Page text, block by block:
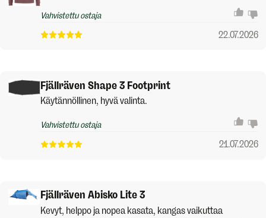
Vahvistettu ostaja
22.07.2026
Fjällräven Shape 3 Footprint
Käytännöllinen, hyvä valinta.
Vahvistettu ostaja
21.07.2026
Fjällräven Abisko Lite 3
Kevyt, helppo ja nopea kasata, kangas vaikuttaa